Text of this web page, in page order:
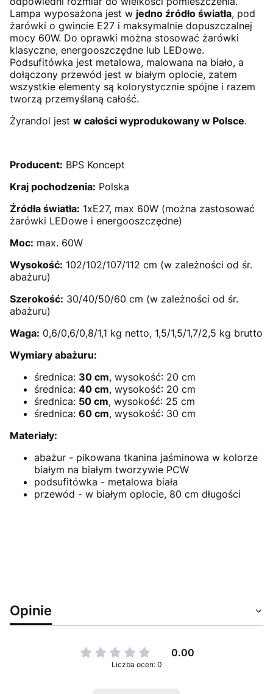
Lampa wyposażona jest w jedno źródło światła, pod
żarówki o gwincie E27 i maksymalnie dopuszczalnej
mocy 60W. Do oprawki można stosować żarówki
klasyczne, energooszczędne lub LEDowe.
Podsufitówka jest metalowa, malowana na biało, a
dołączony przewód jest w białym oplocie, zatem
wszystkie elementy są kolorystycznie spójne i razem
tworzą przemyślaną całość.
Żyrandol jest w całości wyprodukowany w Polsce.
Producent: BPS Koncept
Kraj pochodzenia: Polska
Źródła światła: 1xE27, max 60W (można zastosować
żarówki LEDowe i energooszczędne)
Moc: max. 60W
Wysokość: 102/102/107/112 cm (w zależności od śr.
abażuru)
Szerokość: 30/40/50/60 cm (w zależności od śr.
abażuru)
Waga: 0,6/0,6/0,8/1,1 kg netto, 1,5/1,5/1,7/2,5 kg brutto
Wymiary abażuru:
średnica: 30 cm, wysokość: 20 cm
średnica: 40 cm, wysokość: 20 cm
średnica: 50 cm, wysokość: 25 cm
średnica: 60 cm, wysokość: 30 cm
Materiały:
abażur - pikowana tkanina jaśminowa w kolorze
białym na białym tworzywie PCW
podsufitówka - metalowa biała
przewód - w białym oplocie, 80 cm długości
Opinie
0.00
Liczba ocen: 0